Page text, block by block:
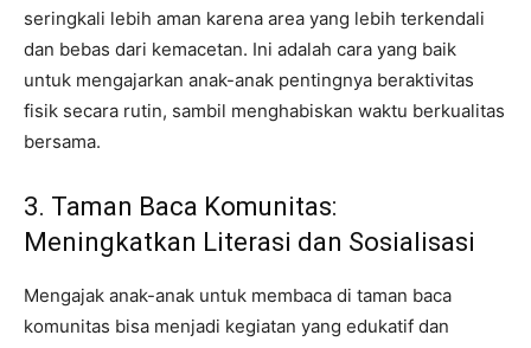
seringkali lebih aman karena area yang lebih terkendali
dan bebas dari kemacetan. Ini adalah cara yang baik
untuk mengajarkan anak-anak pentingnya beraktivitas
fisik secara rutin, sambil menghabiskan waktu berkualitas
bersama.
3. Taman Baca Komunitas:
Meningkatkan Literasi dan Sosialisasi
Mengajak anak-anak untuk membaca di taman baca
komunitas bisa menjadi kegiatan yang edukatif dan